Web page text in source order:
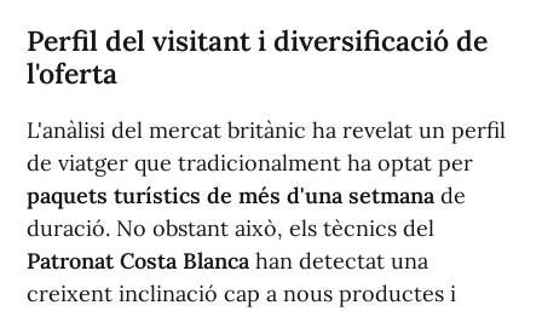
Perfil del visitant i diversificació de
l'oferta
L'anàlisi del mercat britànic ha revelat un perfil
de viatger que tradicionalment ha optat per
paquets turístics de més d'una setmana de
duració. No obstant això, els tècnics del
Patronat Costa Blanca han detectat una
creixent inclinació cap a nous productes i